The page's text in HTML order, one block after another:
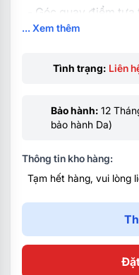
- Góc quay điểm tựa
- Kê tay 4D
- Trọng tải theo góc
- Bánh xe được thiết
- Màu sắc: Màu đen
... Xem thêm
Tình trạng: Liên
Bảo hành:12
bảo hành Da)
Thông tin kho hàng:
Tạm hết hàng, vui lòng